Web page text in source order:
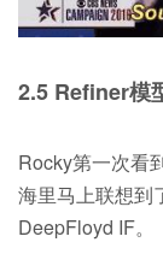
2.5 Refiner模
Rocky第一次看
海里马上联想到
DeepFloyd IF。